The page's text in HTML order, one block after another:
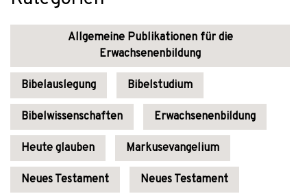
Allgemeine Publikationen für die
Erwachsenenbildung
Bibelauslegung Bibelstudium
Bibelwissenschaften Erwachsenenbildung
Heute glauben Markusevangelium
Neues Testament Neues Testament